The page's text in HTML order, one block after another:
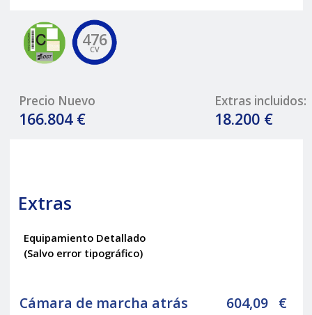
476
CV
Precio Nuevo
166.804 €
Extras incluidos:
18.200 €
Extras
Equipamiento Detallado
(Salvo error tipográfico)
Cámara de marcha atrás 604,09 €